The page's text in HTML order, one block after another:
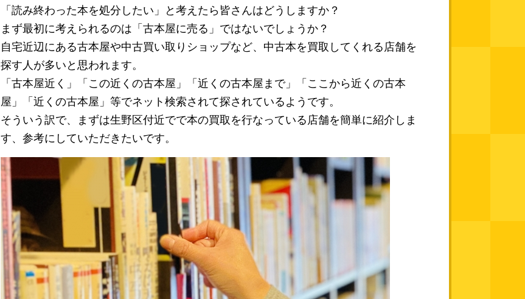
「読み終わった本を処分したい」と考えたら皆さんはどうしますか？
まず最初に考えられるのは「古本屋に売る」ではないでしょうか？
自宅近辺にある古本屋や中古買い取りショップなど、中古本を買取してくれる店舗を
探す人が多いと思われます。
「古本屋近く」「この近くの古本屋」「近くの古本屋まで」「ここから近くの古本
屋」「近くの古本屋」等でネット検索されて探されているようです。
そういう訳で、まずは生野区付近でで本の買取を行なっている店舗を簡単に紹介しま
す、参考にしていただきたいです。